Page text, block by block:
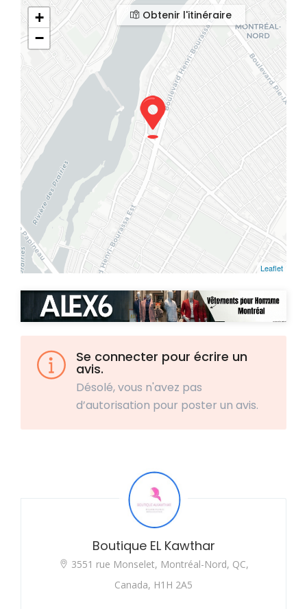
+
−
Leaflet
Obtenir l'itinéraire
Se connecter pour écrire un
avis.
Désolé, vous n'avez pas
d’autorisation pour poster un avis.
Boutique EL Kawthar
3551 rue Monselet, Montréal-Nord, QC,
Canada, H1H 2A5